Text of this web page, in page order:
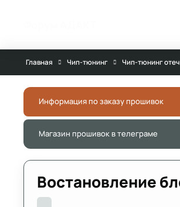
Главная Чип-тюнинг Чип-тюнинг
Информация по заказу прошивок
Магазин прошивок в телеграме
Востановление